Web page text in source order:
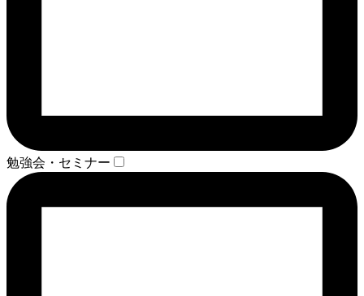
勉強会・セミナー